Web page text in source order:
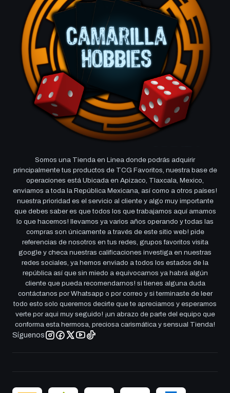
Somos una Tienda en Linea donde podrás adquirir
principalmente tus productos de TCG Favoritos, nuestra base de
operaciones está Ubicada en Apizaco, Tlaxcala, Mexico,
enviamos a toda la República Mexicana, así como a otros países!
nuestra prioridad es el servicio al cliente y algo muy importante
que debes saber es que todos los que trabajamos aquí amamos
lo que hacemos! llevamos ya varios años operando y todas las
compras son únicamente a través de este sitio web! pide
referencias de nosotros en tus redes, grupos favoritos visita
google y checa nuestras calificaciones investiga en nuestras
redes sociales, ya hemos enviado a todos los estados de la
república así que sin miedo a equivocarnos ya habrá algún
cliente que pueda recomendarnos! si tienes alguna duda
contáctanos por Whatsapp o por correo y si terminaste de leer
todo esto solo queremos decirte que te apreciamos y esperamos
verte por aqui muy seguido! ¡un abrazo de parte del equipo que
conforma esta hermosa, preciosa carismática y sensual Tienda!
Síguenos